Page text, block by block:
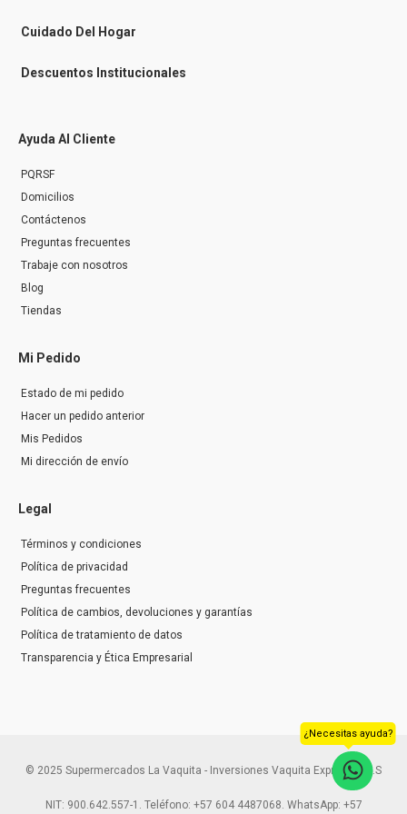
r
Cuidado Del Hogar
Descuentos Institucionales
Ayuda Al Cliente
PQRSF
Domicilios
Contáctenos
Preguntas frecuentes
Trabaje con nosotros
Blog
Tiendas
Mi Pedido
Estado de mi pedido
Hacer un pedido anterior
Mis Pedidos
Mi dirección de envío
Legal
Términos y condiciones
Política de privacidad
Preguntas frecuentes
Política de cambios, devoluciones y garantías
Política de tratamiento de datos
Transparencia y Ética Empresarial
© 2025 Supermercados La Vaquita - Inversiones Vaquita Express S.A.S
NIT: 900.642.557-1. Teléfono: +57 604 4487068. WhatsApp: +57
¿Necesitas ayuda?